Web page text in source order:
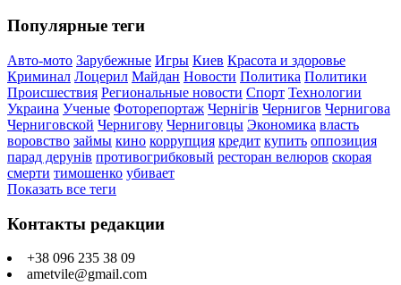
Популярные теги
Авто-мото Зарубежные Игры Киев Красота и здоровье
Криминал Лоцерил Майдан Новости Политика Политики
Происшествия Региональные новости Спорт Технологии
Украина Ученые Фоторепортаж Чернігів Чернигов Чернигова
Черниговской Чернигову Черниговцы Экономика власть
воровство займы кино коррупция кредит купить оппозиция
парад дерунів противогрибковый ресторан велюров скорая
смерти тимошенко убивает
Показать все теги
Контакты редакции
+38 096 235 38 09
ametvile@gmail.com